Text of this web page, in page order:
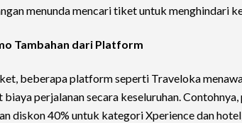
menunda mencari tiket untuk menghindari
Tambahan dari Platform
beberapa platform seperti Traveloka
biaya perjalanan secara keseluruhan.
diskon 40% untuk kategori Xperience dan